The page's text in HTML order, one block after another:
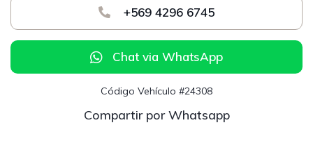
+569 4296 6745
Chat via WhatsApp
Código Vehículo #24308
Compartir por Whatsapp